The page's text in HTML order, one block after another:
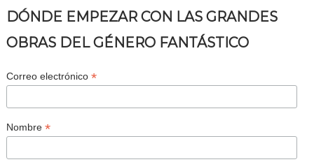
DÓNDE EMPEZAR CON LAS GRANDES
OBRAS DEL GÉNERO FANTÁSTICO
Correo electrónico *
Nombre *